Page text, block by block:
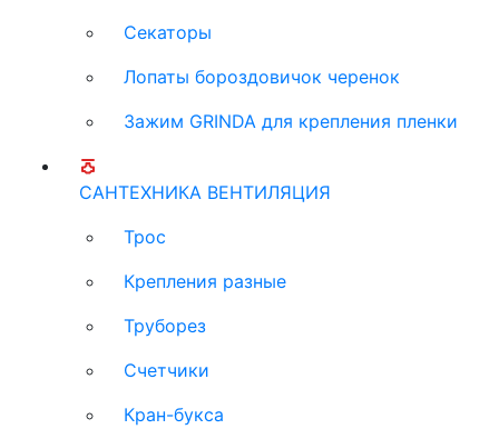
Секаторы
Лопаты бороздовичок черенок
Зажим GRINDA для крепления пленки
САНТЕХНИКА ВЕНТИЛЯЦИЯ
Трос
Крепления разные
Труборез
Счетчики
Кран-букса